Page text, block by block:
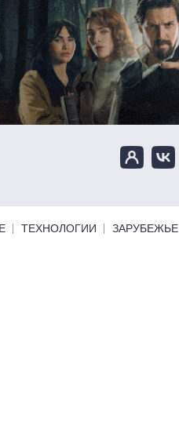
ТЕХНОЛОГИИ ЗАРУБЕЖЬЕ